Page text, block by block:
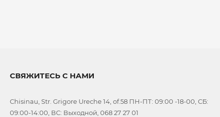
СВЯЖИТЕСЬ С НАМИ
Chisinau, Str. Grigore Ureche 14, of.58 ПН-ПТ: 09:00 -18-00, СБ:
09:00-14:00, ВС: Выходной, 068 27 27 01